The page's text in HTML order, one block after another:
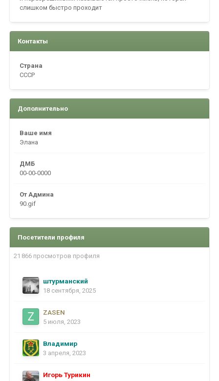
слишком быстро проходит
Контакты
Страна
CCCP
Дополнительно
Ваше имя
Элана
ДМБ
00-00-0000
От Админа
90.gif
Посетители профиля
21 866 просмотров профиля
штурманский
18 сентября, 2025
ZASEN
5 июля, 2023
Владимир
3 апреля, 2023
Игорь Турикин